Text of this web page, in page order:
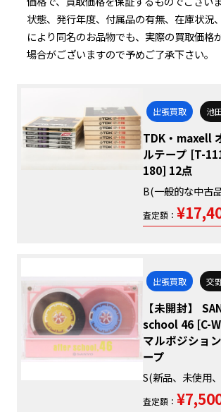
状態、発行年度、付属品の有無、在庫状況
により同名のお品物でも、実際の買取価格
場合がございますので予めご了承下さい。
出張買取 池
TDK・maxell
ルテープ [T-
180] 12点
B(一般的な中古
査定額：
出張買取 交
【未開封】
school 46 [C-
マルポジショ
ープ
S(新品、未使用
査定額：